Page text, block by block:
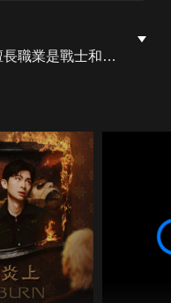
職業是戰士和牧
界至尊雙飛寶
跟著教主一起前